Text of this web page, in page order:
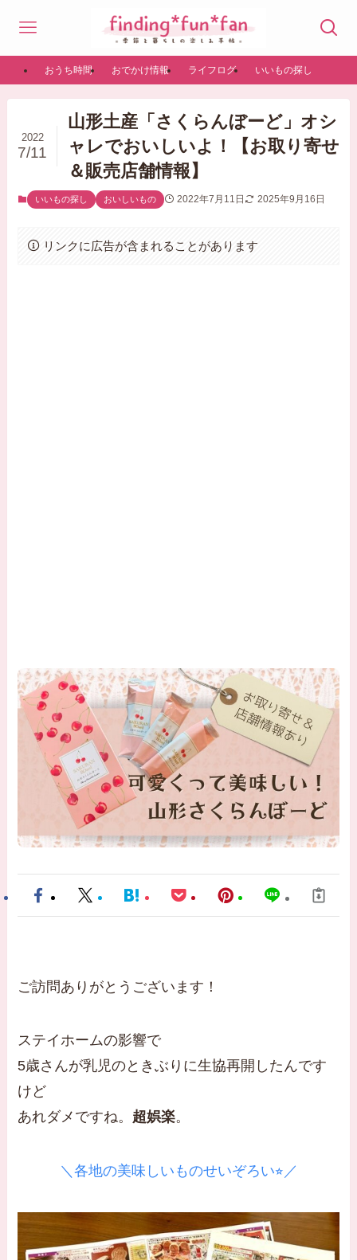
おうち時間 おでかけ情報 ライフログ いいもの探し
山形土産「さくらんぼーど」オシ
ャレでおいしいよ！【お取り寄せ
＆販売店舗情報】
2022
7/11
いいもの探し おいしいもの 2022年7月11日 2025年9月16日
リンクに広告が含まれることがあります
ご訪問ありがとうございます！
ステイホームの影響で
5歳さんが乳児のときぶりに生協再開したんです
けど
あれダメですね。 超娯楽。
＼各地の美味しいものせいぞろい⭐︎／